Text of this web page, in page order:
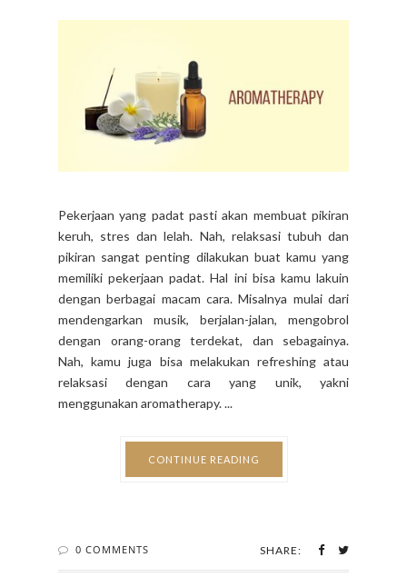
Pekerjaan yang padat pasti akan membuat pikiran
keruh, stres dan lelah. Nah, relaksasi tubuh dan
pikiran sangat penting dilakukan buat kamu yang
memiliki pekerjaan padat. Hal ini bisa kamu lakuin
dengan berbagai macam cara. Misalnya mulai dari
mendengarkan musik, berjalan-jalan, mengobrol
dengan orang-orang terdekat, dan sebagainya.
Nah, kamu juga bisa melakukan refreshing atau
relaksasi dengan cara yang unik, yakni
menggunakan aromatherapy. ...
CONTINUE READING
0 COMMENTS SHARE: